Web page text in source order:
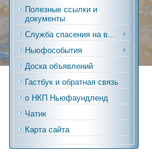
Полезные ссылки и
документы
Служба спасения на в...
Ньюфособытия
Доска объявлений
Гастбук и обратная связь
о НКП Ньюфаундленд
Чатик
Карта сайта